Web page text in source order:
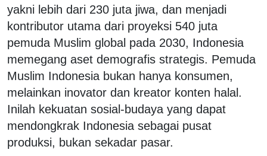
yakni lebih dari 230 juta jiwa, dan menjadi
kontributor utama dari proyeksi 540 juta
pemuda Muslim global pada 2030, Indonesia
memegang aset demografis strategis. Pemuda
Muslim Indonesia bukan hanya konsumen,
melainkan inovator dan kreator konten halal.
Inilah kekuatan sosial-budaya yang dapat
mendongkrak Indonesia sebagai pusat
produksi, bukan sekadar pasar.